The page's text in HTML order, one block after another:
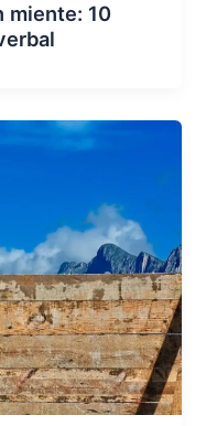
miente: 10